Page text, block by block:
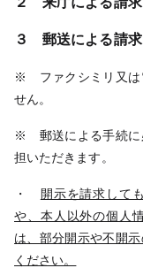
３ 郵送による請求
※ ファクシミリ又は
せん。
※ 郵送による手続に
担いただきます。
・ 開示を請求して
や、本人以外の個人
は、部分開示や不開
ください。